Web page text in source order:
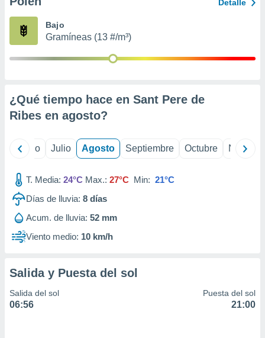
publicidad
1199
Detalle
Bajo
Gramíneas (13 #/m³)
¿Qué tiempo hace en Sant Pere de
Ribes en agosto?
Junio Julio Agosto Septiembre Octubre
T. Media: 24°C Max.: 27°C Min: 21°C
Días de lluvia: 8 días
Acum. de lluvia: 52 mm
Viento medio: 10 km/h
Salida y Puesta del sol
Salida del sol
06:56
Puesta del sol
21:00